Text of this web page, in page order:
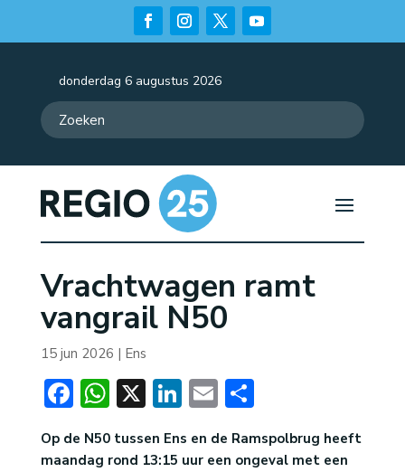
donderdag 6 augustus 2026
Vrachtwagen ramt
vangrail N50
15 jun 2026 | Ens
Facebook
WhatsApp
X LinkedIn
EmailDelen
Op de N50 tussen Ens en de Ramspolbrug heeft
maandag rond 13:15 uur een ongeval met een